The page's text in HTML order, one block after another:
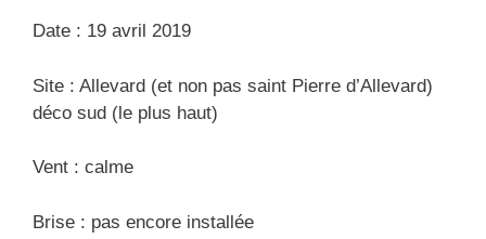
Date : 19 avril 2019
Site : Allevard (et non pas saint Pierre d’Allevard)
déco sud (le plus haut)
Vent : calme
Brise : pas encore installée